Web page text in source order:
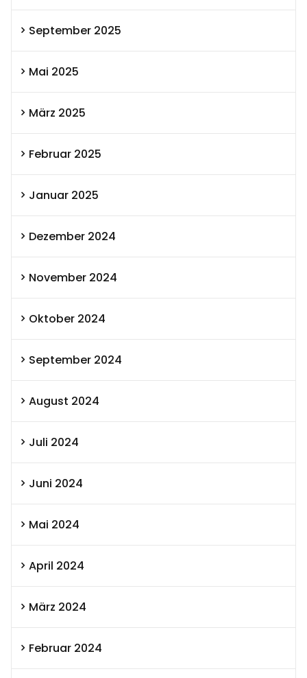
September 2025
Mai 2025
März 2025
Februar 2025
Januar 2025
Dezember 2024
November 2024
Oktober 2024
September 2024
August 2024
Juli 2024
Juni 2024
Mai 2024
April 2024
März 2024
Februar 2024